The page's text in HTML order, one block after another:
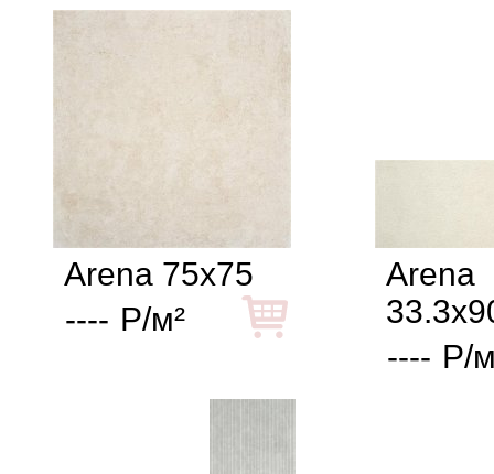
Arena 75x75
---- Р/м²
Arena
---- Р/